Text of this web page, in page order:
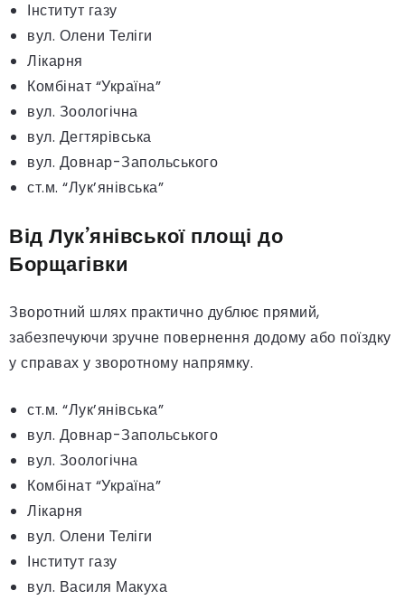
Інститут газу
вул. Олени Теліги
Лікарня
Комбінат “Україна”
вул. Зоологічна
вул. Дегтярівська
вул. Довнар-Запольського
ст.м. “Лук’янівська”
Від Лук’янівської площі до
Борщагівки
Зворотний шлях практично дублює прямий,
забезпечуючи зручне повернення додому або поїздку
у справах у зворотному напрямку.
ст.м. “Лук’янівська”
вул. Довнар-Запольського
вул. Зоологічна
Комбінат “Україна”
Лікарня
вул. Олени Теліги
Інститут газу
вул. Василя Макуха